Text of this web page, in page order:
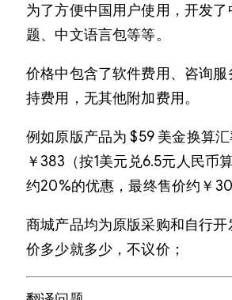
为了方便中国用户使用，开发了
题、中文语言包等等。
价格中包含了软件费用、咨询
持费用，无其他附加费用。
例如原版产品为 $59 美金换算
￥383（按1美元兑6.5元人民币
约20%的优惠，最终售价约￥
商城产品均为原版采购和自行
价多少就多少，不议价；